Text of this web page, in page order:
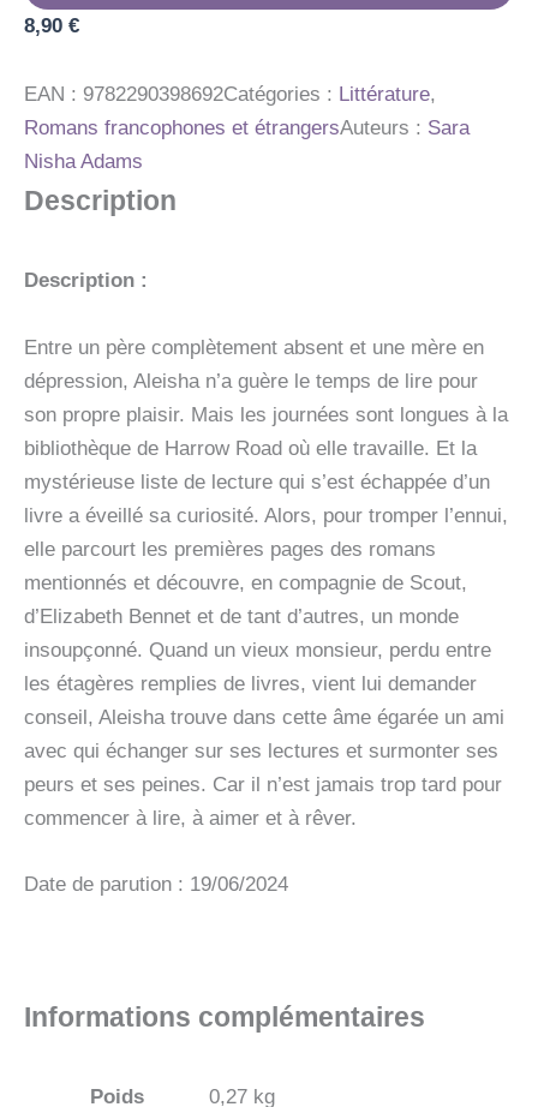
LECTURE
EGAREES
8,90 €
EAN : 9782290398692Catégories : Littérature,
Romans francophones et étrangersAuteurs : Sara
Nisha Adams
Description
Description :
Entre un père complètement absent et une mère en
dépression, Aleisha n’a guère le temps de lire pour
son propre plaisir. Mais les journées sont longues à la
bibliothèque de Harrow Road où elle travaille. Et la
mystérieuse liste de lecture qui s’est échappée d’un
livre a éveillé sa curiosité. Alors, pour tromper l’ennui,
elle parcourt les premières pages des romans
mentionnés et découvre, en compagnie de Scout,
d’Elizabeth Bennet et de tant d’autres, un monde
insoupçonné. Quand un vieux monsieur, perdu entre
les étagères remplies de livres, vient lui demander
conseil, Aleisha trouve dans cette âme égarée un ami
avec qui échanger sur ses lectures et surmonter ses
peurs et ses peines. Car il n’est jamais trop tard pour
commencer à lire, à aimer et à rêver.
Date de parution : 19/06/2024
Informations complémentaires
Poids 0,27 kg